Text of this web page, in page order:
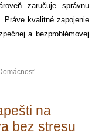
zaručuje správnu
Práve kvalitné zapojenie
a bezproblémovej
na
bez stresu